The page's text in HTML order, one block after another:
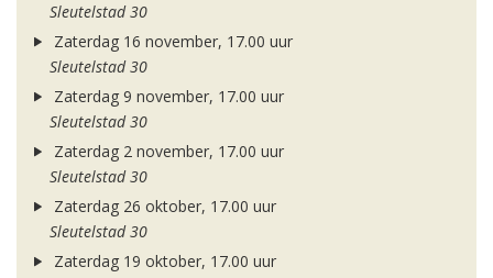
Sleutelstad 30
Zaterdag 16 november, 17.00 uur
Sleutelstad 30
Zaterdag 9 november, 17.00 uur
Sleutelstad 30
Zaterdag 2 november, 17.00 uur
Sleutelstad 30
Zaterdag 26 oktober, 17.00 uur
Sleutelstad 30
Zaterdag 19 oktober, 17.00 uur